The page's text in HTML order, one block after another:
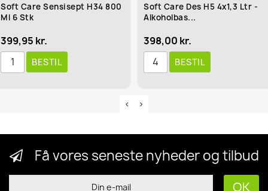
Soft Care Sensisept H34 800
Ml 6 Stk
399,95 kr.
BESTIL
Soft Care Des H5 4x1,3 Ltr -
Alkoholbas...
398,00 kr.
BESTIL
Få vores seneste nyheder og tilbud